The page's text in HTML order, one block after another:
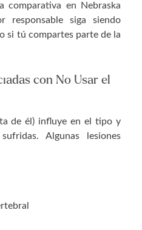
comparativa en Nebraska
responsable siga siendo
si tú compartes parte de la
con No Usar el
de él) influye en el tipo y
Algunas lesiones